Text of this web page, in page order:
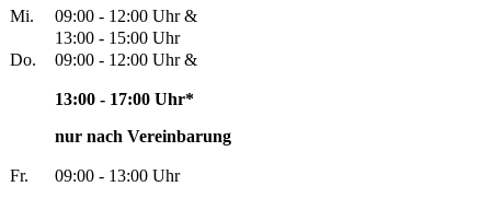
Mi.
09:00 - 12:00 Uhr &
13:00 - 15:00 Uhr
Do.
09:00 - 12:00 Uhr &
13:00 - 17:00 Uhr*
nur nach Vereinbarung
Fr. 09:00 - 13:00 Uhr